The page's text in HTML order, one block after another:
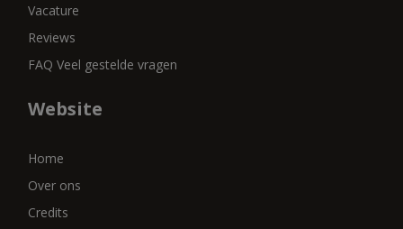
Vacature
Reviews
FAQ Veel gestelde vragen
Website
Home
Over ons
Credits